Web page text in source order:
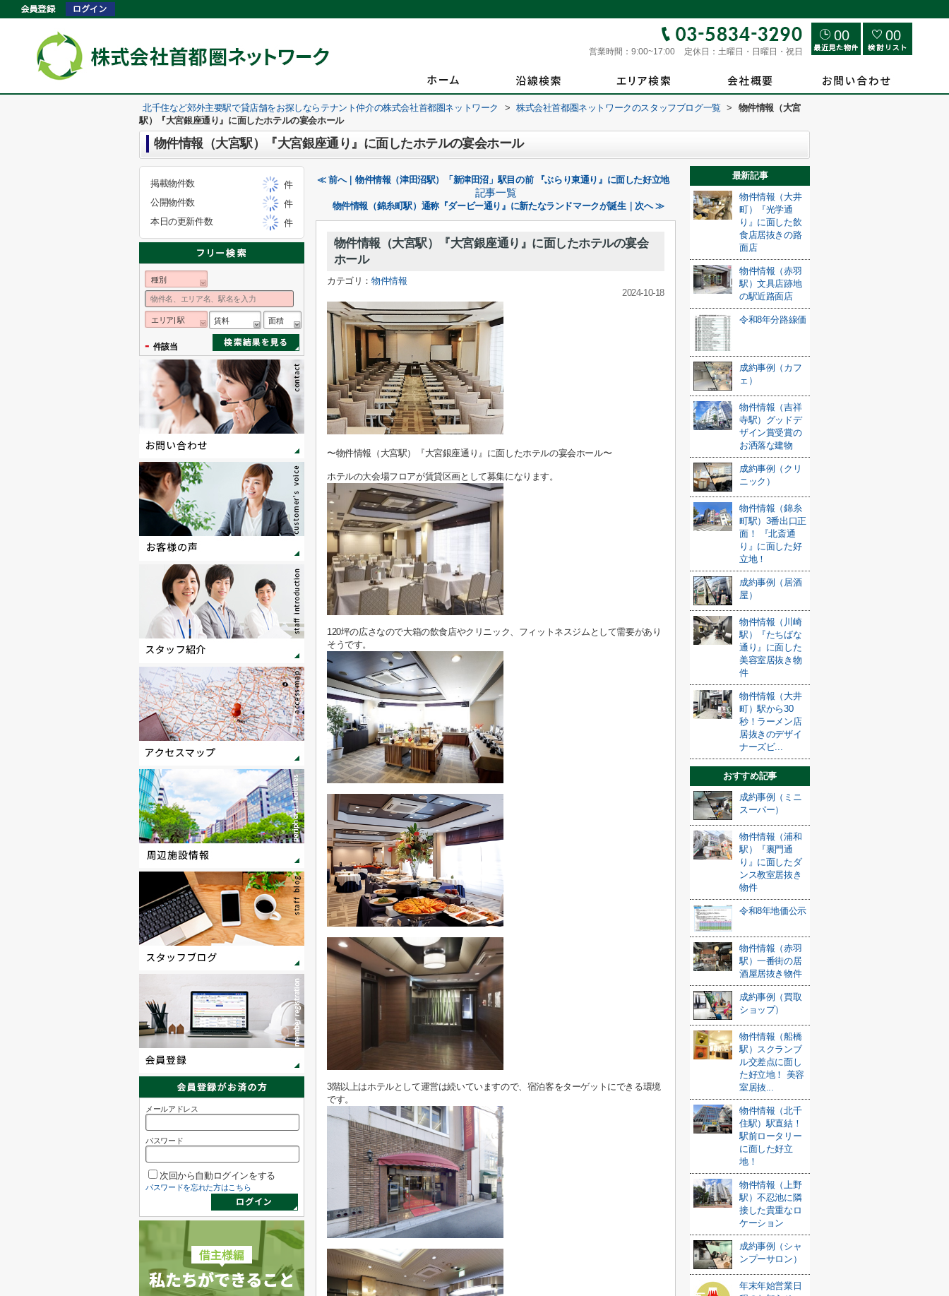
営業時間： 9:00~17:00 定休日： 土曜日・日曜日・祝日
00 00
北千住など郊外主要駅で貸店舗をお探しならテナント仲介の株式会社首都圏ネットワーク > 株式会社首都圏ネットワークのスタッフブログ一覧 >
物件情報（大宮
駅）『大宮銀座通り』に面したホテルの宴会ホール
物件情報（大宮駅）『大宮銀座通り』に面したホテルの宴会ホール
≪ 前へ｜物件情報（津田沼駅）「新津田沼」駅目の前 『ぶらり東通り』に面した好立地
記事一覧
物件情報（錦糸町駅）通称『ダービー通り』に新たなランドマークが誕生｜次へ ≫
物件情報（大宮駅）『大宮銀座通り』に面したホテルの宴会
ホール
カテゴリ：物件情報
2024-10-18
〜物件情報（大宮駅）『大宮銀座通り』に面したホテルの宴会ホール〜
ホテルの大会場フロアが賃貸区画として募集になります。
120坪の広さなので大箱の飲食店やクリニック、フィットネスジムとして需要があり
そうです。
3階以上はホテルとして運営は続いていますので、宿泊客をターゲットにできる環境
です。
最新記事
物件情報（大井
町）『光学通
り』に面した飲
食店居抜きの路
面店
物件情報（赤羽
駅）文具店跡地
の駅近路面店
令和8年分路線価
成約事例（カフ
ェ）
物件情報（吉祥
寺駅）グッドデ
ザイン賞受賞の
お洒落な建物
成約事例（クリ
ニック）
物件情報（錦糸
町駅）3番出口正
面！ 『北斎通
り』に面した好
立地！
成約事例（居酒
屋）
物件情報（川崎
駅）『たちばな
通り』に面した
美容室居抜き物
件
物件情報（大井
町）駅から30
秒！ラーメン店
居抜きのデザイ
ナーズビ...
おすすめ記事
成約事例（ミニ
スーパー）
物件情報（浦和
駅）『裏門通
り』に面したダ
ンス教室居抜き
物件
令和8年地価公示
物件情報（赤羽
駅）一番街の居
酒屋居抜き物件
成約事例（買取
ショップ）
物件情報（船橋
駅）スクランブ
ル交差点に面し
た好立地！ 美容
室居抜...
物件情報（北千
住駅）駅直結！
駅前ロータリー
に面した好立
地！
物件情報（上野
駅）不忍池に隣
接した貴重なロ
ケーション
成約事例（シャ
ンプーサロン）
年末年始営業日
掲載物件数
件
公開物件数
件
本日の更新件数
件
種別
エリア| 駅 賃料 面積
- 件該当
メールアドレス
パスワード
次回から自動ログインをする
パスワードを忘れた方はこちら